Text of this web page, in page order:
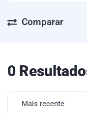
Comparar
0
Mais recente